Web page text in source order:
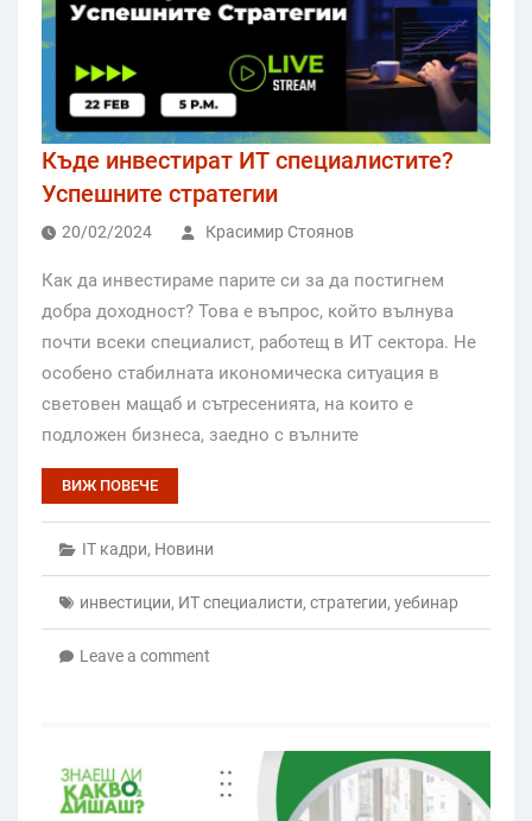
Къде инвестират ИТ специалистите?
Успешните стратегии
20/02/2024 Красимир Стоянов
Как да инвестираме парите си за да постигнем
добра доходност? Това е въпрос, който вълнува
почти всеки специалист, работещ в ИТ сектора. Не
особено стабилната икономическа ситуация в
световен мащаб и сътресенията, на които е
подложен бизнеса, заедно с вълните
ВИЖ ПОВЕЧЕ
IT кадри, Новини
инвестиции, ИТ специалисти, стратегии, уебинар
Leave a comment